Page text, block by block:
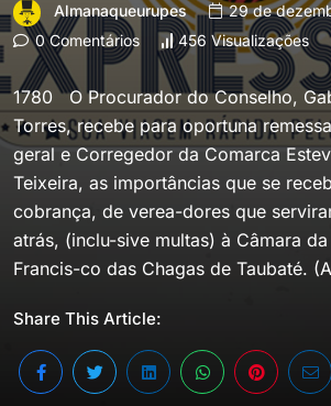
Almanaqueurupes
29 de
0 Comentários
456 Visualizações
1780 O Procurador do Conselho,
Torres, recebe para oportuna
geral e Corregedor da Comarca
Teixeira, as importâncias que se
cobrança, de verea-dores que
atrás, (inclu-sive multas) à Câmara
Francis-co das Chagas de Taubaté.
Share This Article: